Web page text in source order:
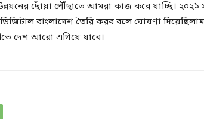
উন্নয়নের ছোঁয়া পৌঁছাতে আমরা কাজ করে যাচ্ছি।
বাংলাদেশ তৈরি করব বলে ঘোষণা
দেশ আরো এগিয়ে যাবে।